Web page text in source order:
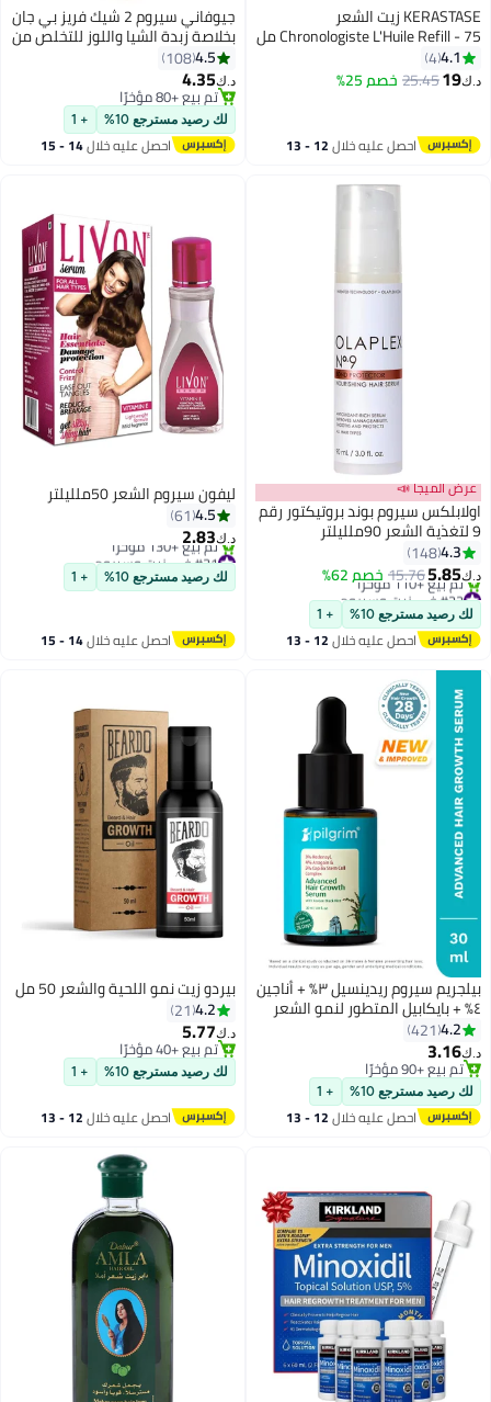
KERASTASE زيت الشعر
Chronologiste L'Huile Refill - 75 مل
4.1
4
د.ك‏19
25.45خصم 25%
احصل عليه خلال 12 - 13
جيوفاني سيروم 2 شيك فريز بي جان
بخلاصة زبدة الشيا واللوز للتخلص من
هيشان الشعر وإضافة لمعة
81ملليلتر
4.5
108
د.ك‏4.35
تم بيع +80 مؤخرًا
تم بيع +80 مؤخرًا
لك رصيد مسترجع 10% + 1
احصل عليه خلال 14 - 15
عرض الميجا 📣
اولابلكس سيروم بوند بروتيكتور رقم
9 لتغذية الشعر 90ملليلتر
4.3
148
د.ك‏5.85
15.76خصم 62%
#22 في زيت وسيروم
أقل سعر في 30 يوم
تم بيع +110 مؤخرًا
#22 في زيت وسيروم
لك رصيد مسترجع 10% + 1
احصل عليه خلال 12 - 13
ليفون سيروم الشعر 50ملليلتر
4.5
61
د.ك‏2.83
#31 في زيت وسيروم
باقي 9 وحدات في المخزون
تم بيع +130 مؤخرًا
لك رصيد مسترجع 10% + 1
احصل عليه خلال 14 - 15
بيلجريم سيروم ريدينسيل ٣٪ + أناجين
٤٪ + بايكابيل المتطور لنمو الشعر
(٣٠ مل) لفروة الرأس مع الأرز الأسود
الكوري، والنخيل المنشاري | التحكم
في تساقط الشعر، وتحفيز نموه |
سيروم نمو الشعر للجنسين
4.2
421
د.ك‏3.16
تم بيع +90 مؤخرًا
تم بيع +90 مؤخرًا
لك رصيد مسترجع 10% + 1
احصل عليه خلال 12 - 13
بيردو زيت نمو اللحية والشعر 50 مل
4.2
21
د.ك‏5.77
تم بيع +40 مؤخرًا
تم بيع +40 مؤخرًا
لك رصيد مسترجع 10% + 1
احصل عليه خلال 12 - 13